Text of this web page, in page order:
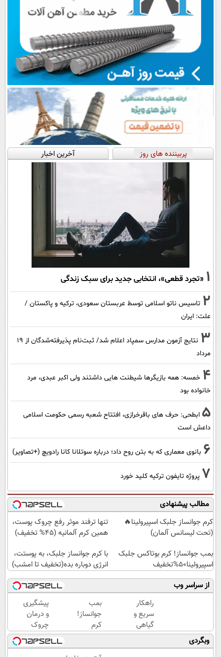
پربیننده های روز آخرین اخبار
1 «تجرد قطعی»، انتخابی جدید برای سبک زندگی
2 تاسیس ناتو اسلامی توسط عربستان سعودی، ترکیه و پاکستان /
علت: ایران
3
نتایج آزمون مدارس سمپاد اعلام شد/ ثبت‌نام پذیرفته‌شدگان از ۱۹
مرداد
4 خمسه: همه بازیگرها شیطنت هایی داشتند ولی اکبر عبدی، مرد
خانواده بود
5 ابطحی: حرف های باقرخرازی، افتتاح شعبه رسمی حکومت اسلامی
داعش است
6 بانوی معماری که به بتن روح داد؛ درباره سوتلانا کانا رادویچ (+تصاویر)
7 پروژه تایفون ترکیه کلید خورد
مطالب پیشنهادی
کرم جوانساز جلبک اسپیرولینا🔥
(تحت لیسانس آلمان)
تنها ترفند موثر رفع چروک پوست،
همین کرم آلمانیه (45% تخفیف)
بمب جوانساز! کرم بوتاکس جلبک
اسپیرولینا50%تخفیف
با کرم جوانساز جلبک، به پوستت،
انرژی دوباره بده(تخفیف تا امشب)
از سراسر وب
راهکار
سریع و
گیاهی
برای
جلوگیری
بمب
جوانساز!
کرم
بوتاکس
جلبک
پیشگیری
و درمان
چروک
های
پوستی با
وبگردی